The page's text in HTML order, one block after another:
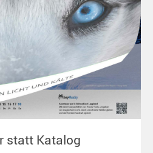
statt Katalog